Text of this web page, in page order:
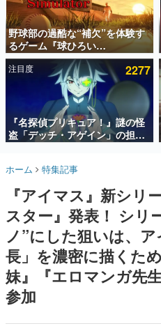
アプリセール情報
インタビュー
連載・特集一覧
殿堂入り記事
SNS拡散数が数千以
ど。多くの人々に読ま
事をまとめました。
名作ゲームクリエイ
きます。
赫本
この物語を解いては
の形をした短編ホラ
新世代に訊く
これからのデジタル
ゲーム世代の作
野球部の過酷な“補欠”を体験す
るゲーム『球ひろい
Simulator』が「1件」のウィッ
シュリストをもとにチェコ語に
対応しSNSで話題に。『キング
ダム・カム』開発元やチェコの
プロ野球選手から称賛の声
注目度 2277
『名探偵プリキュア！』謎の怪
盗「デッチ・アゲイン」の担当
キャストは天﨑滉平さんと判
界生活』オットー役、『ヒプノ
シスマイク』山田三郎役など
ホーム 特集記事
『アイマス』新シリ
スター』発表！ シリ
ノ”にした狙いは、
長」を濃密に描くた
妹』『エロマンガ先
参加